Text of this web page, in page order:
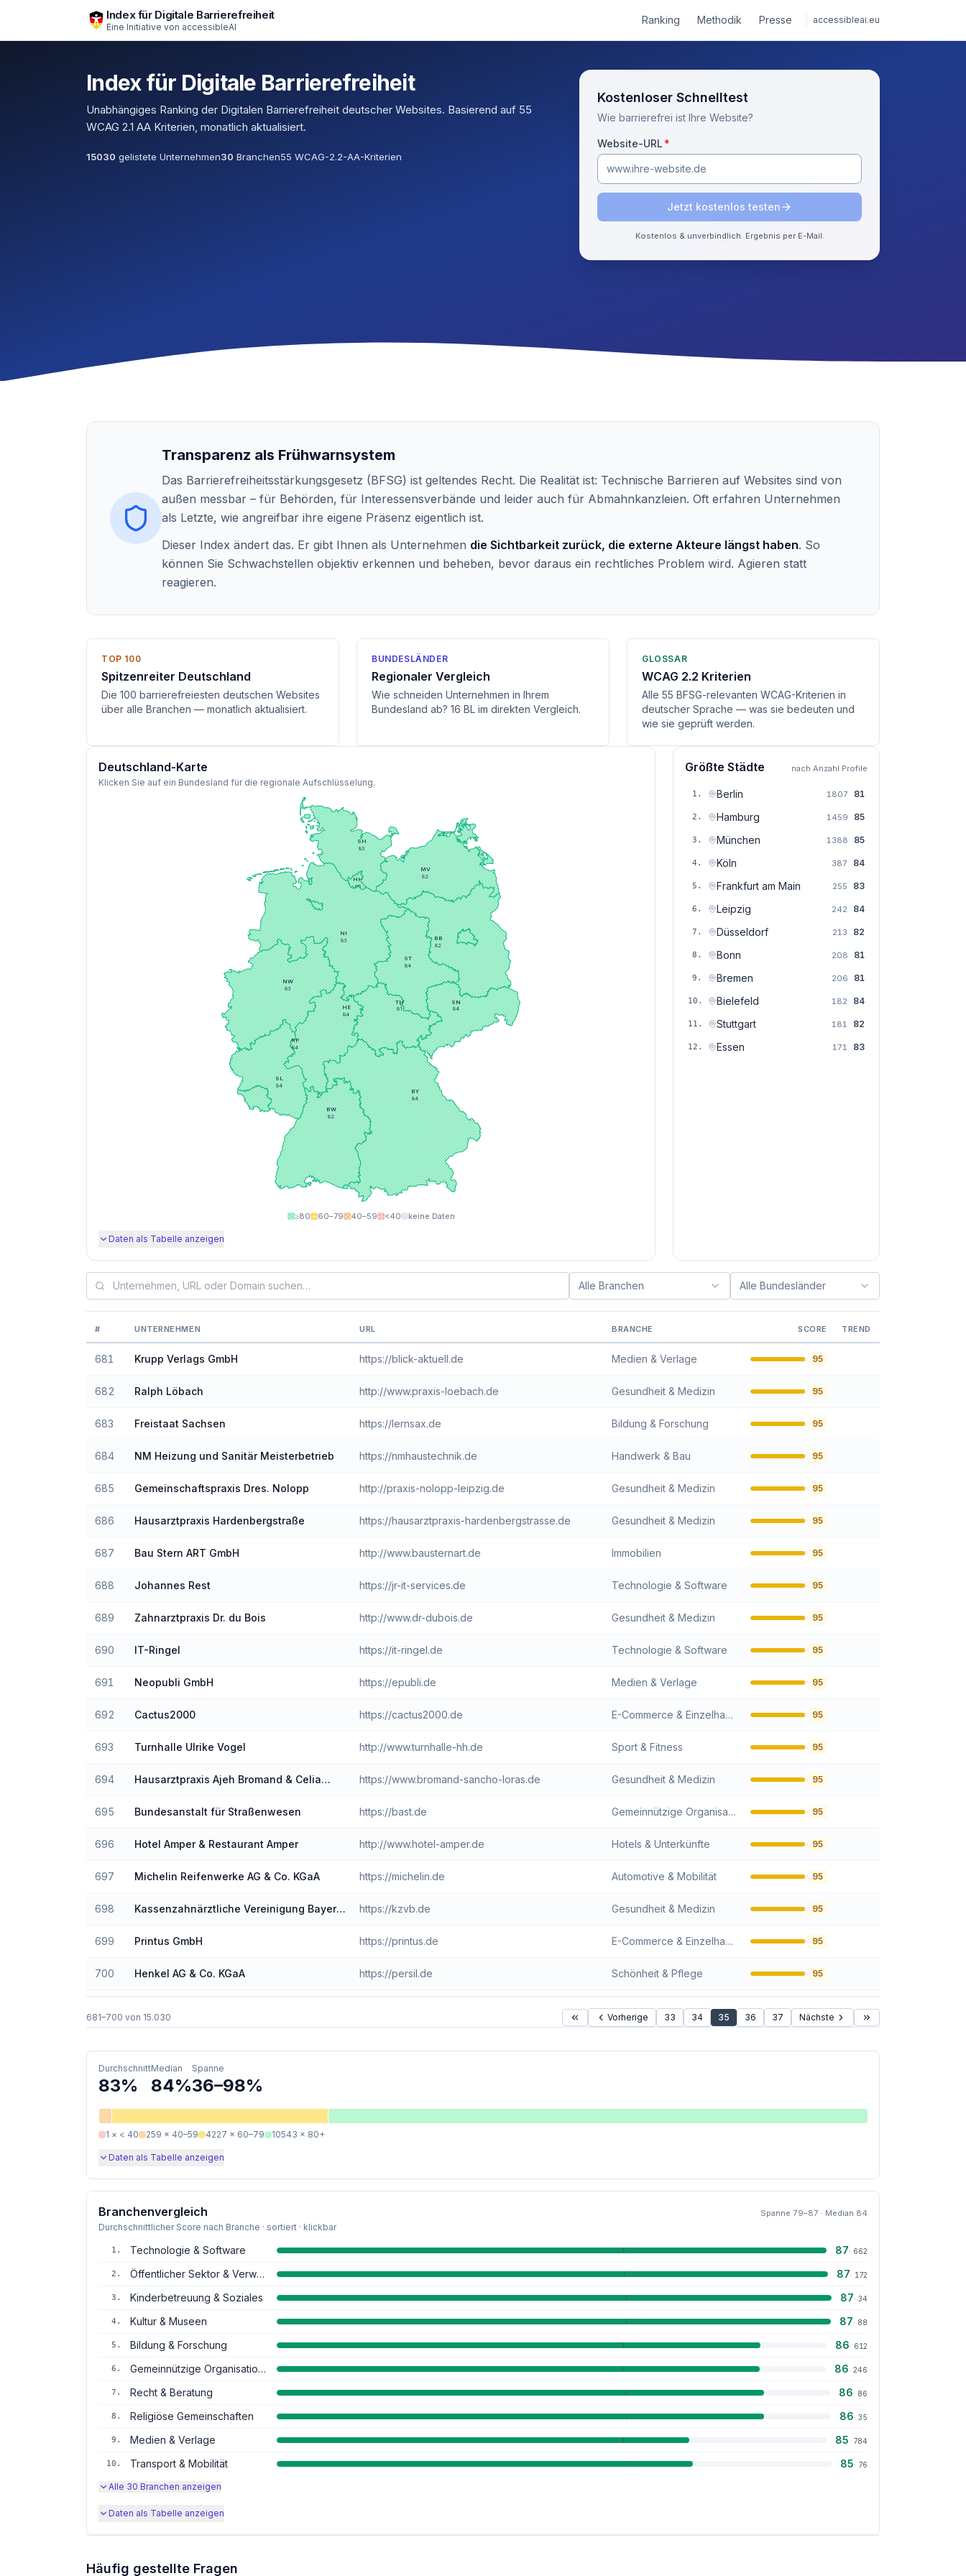
Zum Hauptinhalt springenIndex für Digitale Barrierefreiheit
Eine Initiative von accessibleAI
Ranking Methodik Presse accessibleai.eu
Index für Digitale Barrierefreiheit
Unabhängiges Ranking der Digitalen Barrierefreiheit deutscher Websites. Basierend auf 55
WCAG 2.1 AA Kriterien, monatlich aktualisiert.
15030 gelistete Unternehmen30 Branchen55 WCAG-2.2-AA-Kriterien
Kostenloser Schnelltest
Wie barrierefrei ist Ihre Website?
Website-URL *
Jetzt kostenlos testen
Kostenlos & unverbindlich. Ergebnis per E-Mail.
Transparenz als Frühwarnsystem
Das Barrierefreiheitsstärkungsgesetz (BFSG) ist geltendes Recht. Die Realität ist: Technische Barrieren auf Websites sind von
außen messbar – für Behörden, für Interessensverbände und leider auch für Abmahnkanzleien. Oft erfahren Unternehmen
als Letzte, wie angreifbar ihre eigene Präsenz eigentlich ist.
Dieser Index ändert das. Er gibt Ihnen als Unternehmen die Sichtbarkeit zurück, die externe Akteure längst haben. So
können Sie Schwachstellen objektiv erkennen und beheben, bevor daraus ein rechtliches Problem wird. Agieren statt
reagieren.
TOP 100
Spitzenreiter Deutschland
Die 100 barrierefreiesten deutschen Websites
über alle Branchen — monatlich aktualisiert.
BUNDESLÄNDER
Regionaler Vergleich
Wie schneiden Unternehmen in Ihrem
Bundesland ab? 16 BL im direkten Vergleich.
GLOSSAR
WCAG 2.2 Kriterien
Alle 55 BFSG-relevanten WCAG-Kriterien in
deutscher Sprache — was sie bedeuten und
wie sie geprüft werden.
Deutschland-Karte
Klicken Sie auf ein Bundesland für die regionale Aufschlüsselung.
BW
82
BY
84
BE
81
BB
82
HB
82
HH
85
HE
84
NI
83
MV
82
NW
83
RP
84
SL
84
SN
84
ST
84
SH
83
TH
81
≥80 60–79 40–59 <40 keine Daten
Daten als Tabelle anzeigen
Größte Städte nach Anzahl Profile
1 . Berlin 1807 81
2 . Hamburg 1459 85
3 . München 1388 85
4 . Köln 387 84
5 . Frankfurt am Main 255 83
6 . Leipzig 242 84
7 . Düsseldorf 213 82
8 . Bonn 208 81
9 . Bremen 206 81
10 . Bielefeld 182 84
11 . Stuttgart 181 82
12 . Essen 171 83
Branche filtern:
Alle Branchen Bundesland filtern:
Alle Bundesländer
# UNTERNEHMEN URL BRANCHE SCORE TREND
681 Krupp Verlags GmbH https://blick-aktuell.de Medien & Verlage 95
682 Ralph Löbach http://www.praxis-loebach.de Gesundheit & Medizin 95
683 Freistaat Sachsen https://lernsax.de Bildung & Forschung 95
684 NM Heizung und Sanitär Meisterbetrieb https://nmhaustechnik.de Handwerk & Bau 95
685 Gemeinschaftspraxis Dres. Nolopp http://praxis-nolopp-leipzig.de Gesundheit & Medizin 95
686 Hausarztpraxis Hardenbergstraße https://hausarztpraxis-hardenbergstrasse.de Gesundheit & Medizin 95
687 Bau Stern ART GmbH http://www.bausternart.de Immobilien 95
688 Johannes Rest https://jr-it-services.de Technologie & Software 95
689 Zahnarztpraxis Dr. du Bois http://www.dr-dubois.de Gesundheit & Medizin 95
690 IT-Ringel https://it-ringel.de Technologie & Software 95
691 Neopubli GmbH https://epubli.de Medien & Verlage 95
692 Cactus2000 https://cactus2000.de E-Commerce & Einzelhandel 95
693 Turnhalle Ulrike Vogel http://www.turnhalle-hh.de Sport & Fitness 95
694
Hausarztpraxis Ajeh Bromand & Celia
https://www.bromand-sancho-loras.de Gesundheit & Medizin 95
695 Bundesanstalt für Straßenwesen https://bast.de Gemeinnützige Organisationen 95
696 Hotel Amper & Restaurant Amper http://www.hotel-amper.de Hotels & Unterkünfte 95
697 Michelin Reifenwerke AG & Co. KGaA https://michelin.de Automotive & Mobilität 95
698
Kassenzahnärztliche Vereinigung Bayerns
https://kzvb.de Gesundheit & Medizin 95
699 Printus GmbH https://printus.de E-Commerce & Einzelhandel 95
700 Henkel AG & Co. KGaA https://persil.de Schönheit & Pflege 95
681–700 von 15.030 Vorherige 33 34 35 36 37 Nächste
Durchschnitt
83%
Median
84%
Spanne
36–98%
1 × < 40 259 × 40–59 4227 × 60–79 10543 × 80+
Daten als Tabelle anzeigen
Branchenvergleich
Durchschnittlicher Score nach Branche · sortiert · klickbar
Spanne 79–87 · Median 84
1 . Technologie & Software 87· 662
2 . Öffentlicher Sektor & Verwaltung 87· 172
3 . Kinderbetreuung & Soziales 87· 34
4 . Kultur & Museen 87· 88
5 . Bildung & Forschung 86· 612
6 . Gemeinnützige Organisationen 86· 246
7 . Recht & Beratung 86· 86
8 . Religiöse Gemeinschaften 86· 35
9 . Medien & Verlage 85· 784
10 . Transport & Mobilität 85· 76
Alle 30 Branchen anzeigen
Daten als Tabelle anzeigen
Häufig gestellte Fragen